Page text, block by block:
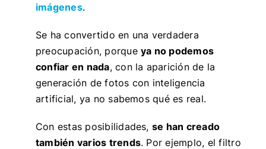
imágenes.
Se ha convertido en una verdadera
preocupación, porqueya no podemos
confiar en nada, con la aparición de la
generación de fotos con inteligencia
artificial, ya no sabemos qué es real.
Con estas posibilidades, se han creado
también varios trends. Por ejemplo, el filtro